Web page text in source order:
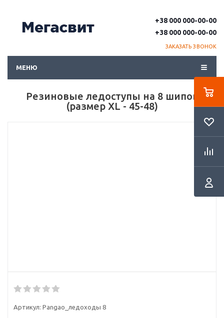
+38 000 000-00-00
+38 000 000-00-00
ЗАКАЗАТЬ ЗВОНОК
МЕНЮ
Резиновые ледоступы на 8 шипов
(размер XL - 45-48)
Артикул: Pangao_ледоходы 8